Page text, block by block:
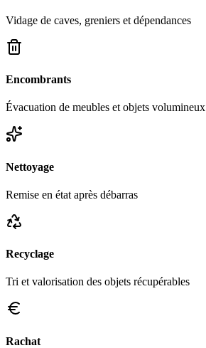
Vidage de caves, greniers et dépendances
Encombrants
Évacuation de meubles et objets volumineux
Nettoyage
Remise en état après débarras
Recyclage
Tri et valorisation des objets récupérables
Rachat